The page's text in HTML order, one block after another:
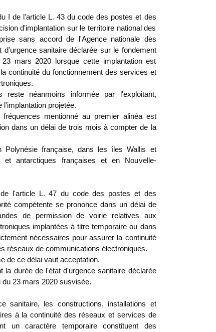
I de l'article L. 43 du code des postes et des
d'implantation sur le territoire national des
sans accord de l'Agence nationale des
sanitaire déclarée sur le fondement
mars 2020 lorsque cette implantation est
continuité du fonctionnement des services et
reste néanmoins informée par l'exploitant,
l'implantation projetée.
mentionné au premier alinéa est
dans un délai de trois mois à compter de la
Polynésie française, dans les îles Wallis et
et antarctiques françaises et en Nouvelle-
l'article L. 47 du code des postes et des
compétente se prononce dans un délai de
de permission de voirie relatives aux
implantées à titre temporaire ou dans
nécessaires pour assurer la continuité
réseaux de communications électroniques.
de ce délai vaut acceptation.
la durée de l'état d'urgence sanitaire déclarée
23 mars 2020 susvisée.
sanitaire, les constructions, installations et
à la continuité des réseaux et services de
un caractère temporaire constituent des